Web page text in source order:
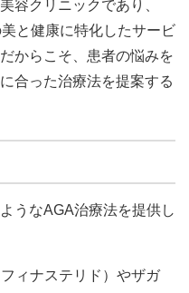
容クリニックであり、
と健康に特化したサービ
からこそ、患者の悩みを
合った治療法を提案する
うなAGA治療法を提供し
フィナステリド）やザガ